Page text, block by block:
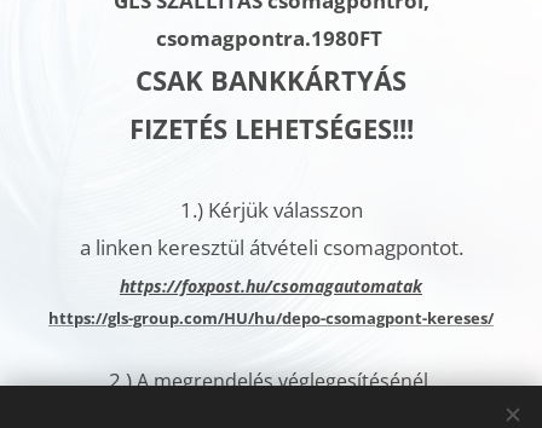
csomagpontra.1980FT
CSAK BANKKÁRTYÁS
FIZETÉS LEHETSÉGES!!!
1.)Kérjük válasszon
a linken keresztül átvételi csomagpontot.
https://foxpost.hu/csomagautomatak
https://gls-group.com/HU/hu/depo-csomagpont-kereses/
2.)A megrendelés véglegesítésénél,